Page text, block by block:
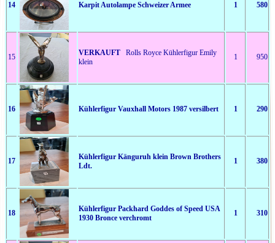
14 Karpit Autolampe Schweizer Armee 1 580
15 VERKAUFT Rolls Royce Kühlerfigur Emily
klein
1 950
16 Kühlerfigur Vauxhall Motors 1987 versilbert 1 290
17
Kühlerfigur Känguruh klein Brown Brothers
Ldt.
1 380
18
Kühlerfigur Packhard Goddes of Speed USA
1930 Bronce verchromt
1 310